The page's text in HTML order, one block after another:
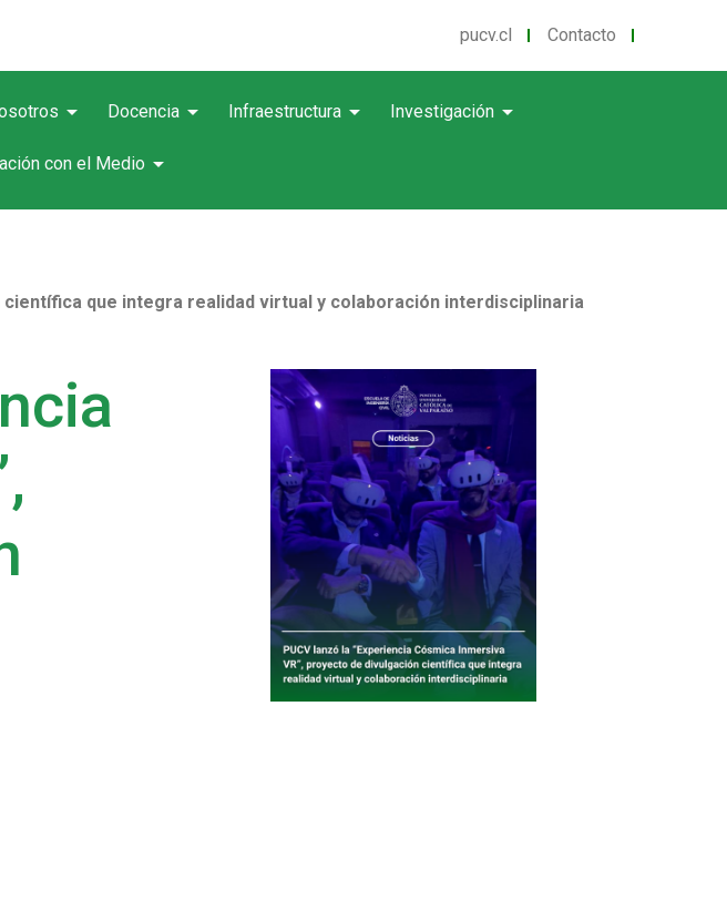
pucv.cl Contacto
arrow_drop_down Docencia arrow_drop_down Infraestructura arrow_drop_down Investigación arrow_drop_down
con el Medio arrow_drop_down
científica que integra realidad virtual y colaboración interdisciplinaria